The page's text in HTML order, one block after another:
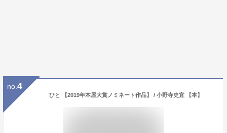
no. 4
ひと 【2019年本屋大賞ノミネート作品】 / 小野寺史宜 【本】